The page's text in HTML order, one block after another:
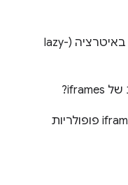
למה כדאי לטעון מסגרות iframe באיטרציה (lazy-
איך טעינה איטית של הטמעות iframe פופולריות